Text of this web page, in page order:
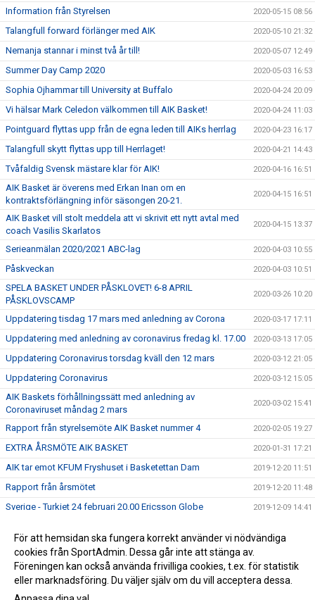
Information från Styrelsen 2020-05-15 08:56
Talangfull forward förlänger med AIK 2020-05-10 21:32
Nemanja stannar i minst två år till! 2020-05-07 12:49
Summer Day Camp 2020 2020-05-03 16:53
Sophia Ojhammar till University at Buffalo 2020-04-24 20:09
Vi hälsar Mark Celedon välkommen till AIK Basket! 2020-04-24 11:03
Pointguard flyttas upp från de egna leden till AIKs herrlag 2020-04-23 16:17
Talangfull skytt flyttas upp till Herrlaget! 2020-04-21 14:43
Tvåfaldig Svensk mästare klar för AIK! 2020-04-16 16:51
AIK Basket är överens med Erkan Inan om en
kontraktsförlängning inför säsongen 20-21.
2020-04-15 16:51
AIK Basket vill stolt meddela att vi skrivit ett nytt avtal med
coach Vasilis Skarlatos
2020-04-15 13:37
Serieanmälan 2020/2021 ABC-lag 2020-04-03 10:55
Påskveckan 2020-04-03 10:51
SPELA BASKET UNDER PÅSKLOVET! 6-8 APRIL
PÅSKLOVSCAMP
2020-03-26 10:20
Uppdatering tisdag 17 mars med anledning av Corona 2020-03-17 17:11
Uppdatering med anledning av coronavirus fredag kl. 17.00 2020-03-13 17:05
Uppdatering Coronavirus torsdag kväll den 12 mars 2020-03-12 21:05
Uppdatering Coronavirus 2020-03-12 15:05
AIK Baskets förhållningssätt med anledning av
Coronaviruset måndag 2 mars
2020-03-02 15:41
Rapport från styrelsemöte AIK Basket nummer 4 2020-02-05 19:27
EXTRA ÅRSMÖTE AIK BASKET 2020-01-31 17:21
AIK tar emot KFUM Fryshuset i Basketettan Dam 2019-12-20 11:51
Rapport från årsmötet 2019-12-20 11:48
Sverige - Turkiet 24 februari 20.00 Ericsson Globe 2019-12-09 14:41
ANMÄL DIG TILL SOMMARENS SVETTIGASTE LÄGER –
GNAGET BASKETBALL CAMP!
För att hemsidan ska fungera korrekt använder vi nödvändiga
cookies från SportAdmin. Dessa går inte att stänga av.
Föreningen kan också använda frivilliga cookies, t.ex. för statistik
eller marknadsföring. Du väljer själv om du vill acceptera dessa.